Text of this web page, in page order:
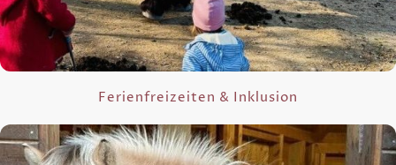
Ferienfreizeiten & Inklusion